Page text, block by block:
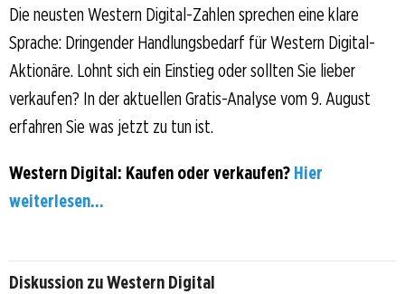
Die neusten Western Digital-Zahlen sprechen eine klare
Sprache: Dringender Handlungsbedarf für Western Digital-
Aktionäre. Lohnt sich ein Einstieg oder sollten Sie lieber
verkaufen? In der aktuellen Gratis-Analyse vom 9. August
erfahren Sie was jetzt zu tun ist.
Western Digital: Kaufen oder verkaufen? Hier
weiterlesen...
Diskussion zu Western Digital